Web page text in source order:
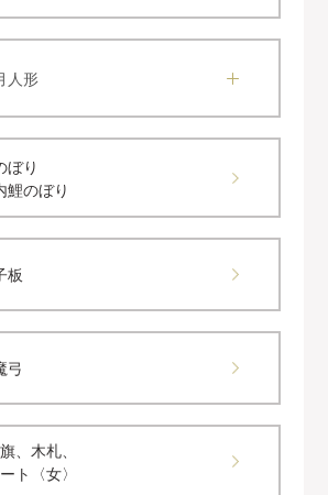
人形
ぼり
鯉のぼり
板
弓
、木札、
ト〈女〉